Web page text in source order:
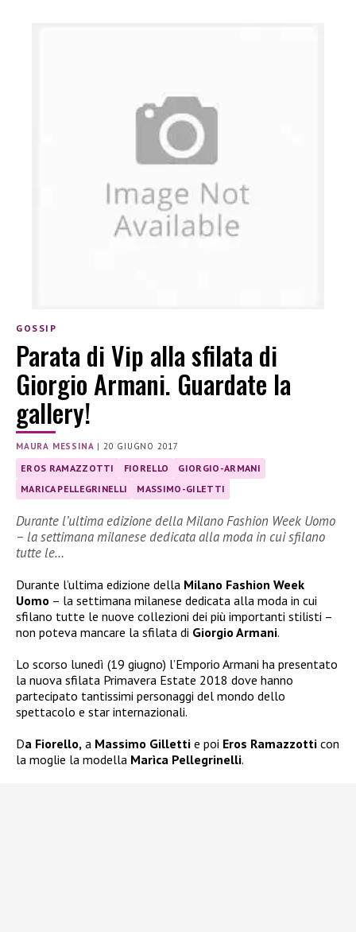
GOSSIP
Parata di Vip alla sfilata di
Giorgio Armani. Guardate la
gallery!
MAURA MESSINA | 20 GIUGNO 2017
EROS RAMAZZOTTI FIORELLO
GIORGIO-ARMANI
MARICA PELLEGRINELLI
MASSIMO-GILETTI
Durante l’ultima edizione della Milano Fashion Week Uomo
– la settimana milanese dedicata alla moda in cui sfilano
tutte le…
Durante l’ultima edizione della Milano Fashion Week
Uomo – la settimana milanese dedicata alla moda in cui
sfilano tutte le nuove collezioni dei più importanti stilisti –
non poteva mancare la sfilata di Giorgio Armani.
Lo scorso lunedì (19 giugno) l’Emporio Armani ha presentato
la nuova sfilata Primavera Estate 2018 dove hanno
partecipato tantissimi personaggi del mondo dello
spettacolo e star internazionali.
Da Fiorello, a Massimo Gilletti e poi Eros Ramazzotti con
la moglie la modella Marìca Pellegrinelli.